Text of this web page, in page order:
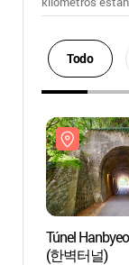
Todo
Túnel
(한벽터널)